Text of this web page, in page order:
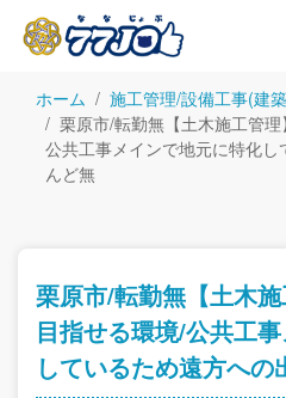
ホーム 施工管理/設備工事(建
栗原市/転勤無【土木施工管
公共工事メインで地元に特化し
んど無
栗原市/転勤無【土木
目指せる環境/公共工
しているため遠方への